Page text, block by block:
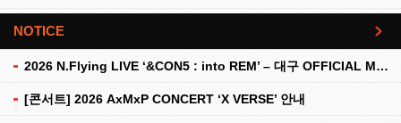
NOTICE
2026 N.Flying LIVE ‘&CON5 : into REM’ – 대구 OFFICIAL MD 현장 판매 안내
[콘서트] 2026 AxMxP CONCERT ‘X VERSE’ 안내
더보기